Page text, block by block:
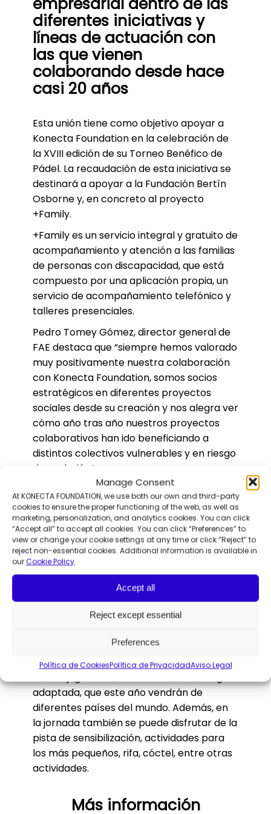
Manage Consent
At KONECTA FOUNDATION, we use both our own and third-party
cookies to ensure the proper functioning of the web, as well as
marketing, personalization, and analytics cookies. You can click
“Accept all” to accept all cookies. You can click “Preferences” to
view or change your cookie settings at any time or click “Reject” to
reject non-essential cookies. Additional information is available in
our Cookie Policy.
Accept all
Reject except essential
Preferences
Política de CookiesPolítica de PrivacidadAviso Legal
diferentes iniciativas y
líneas de actuación con
las que vienen
colaborando desde hace
casi 20 años
Esta unión tiene como objetivo apoyar a
Konecta Foundation en la celebración de
la XVIII edición de su Torneo Benéfico de
Pádel. La recaudación de esta iniciativa se
destinará a apoyar a la Fundación Bertín
Osborne y, en concreto al proyecto
+Family.
+Family es un servicio integral y gratuito de
acompañamiento y atención a las familias
de personas con discapacidad, que está
compuesto por una aplicación propia, un
servicio de acompañamiento telefónico y
talleres presenciales.
Pedro Tomey Gómez, director general de
FAE destaca que “siempre hemos valorado
muy positivamente nuestra colaboración
con Konecta Foundation, somos socios
estratégicos en diferentes proyectos
sociales desde su creación y nos alegra ver
cómo año tras año nuestros proyectos
colaborativos han ido beneficiando a
distintos colectivos vulnerables y en riesgo
de exclusión”.
Por su parte, la directora de Konecta
Foundation, Graciela de La Morena, ha
querido “agradecer la confianza de la
Fundación AON España durante todos
estos años. Especialmente, en esta
iniciativa. Nuestro torneo de pádel
benéfico, en estas 18 ediciones, ha contado
con un gran número de empleados y
voluntarios de AON que han participado
El torneo de pádel es un evento deportivo,
inclusivo y familiar, que cuenta con cerca
adaptada, que este año vendrán de
diferentes países del mundo. Además, en
la jornada también se puede disfrutar de la
pista de sensibilización, actividades para
los más pequeños, rifa, cóctel, entre otras
actividades.
Más información